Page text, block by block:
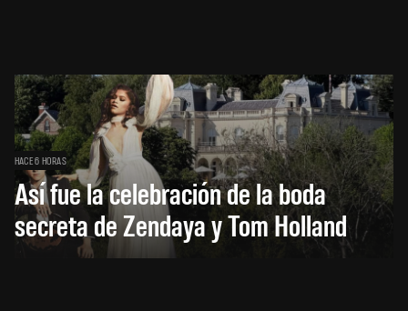
HACE 6 HORAS
Así fue la celebración de la boda
secreta de Zendaya y Tom Holland